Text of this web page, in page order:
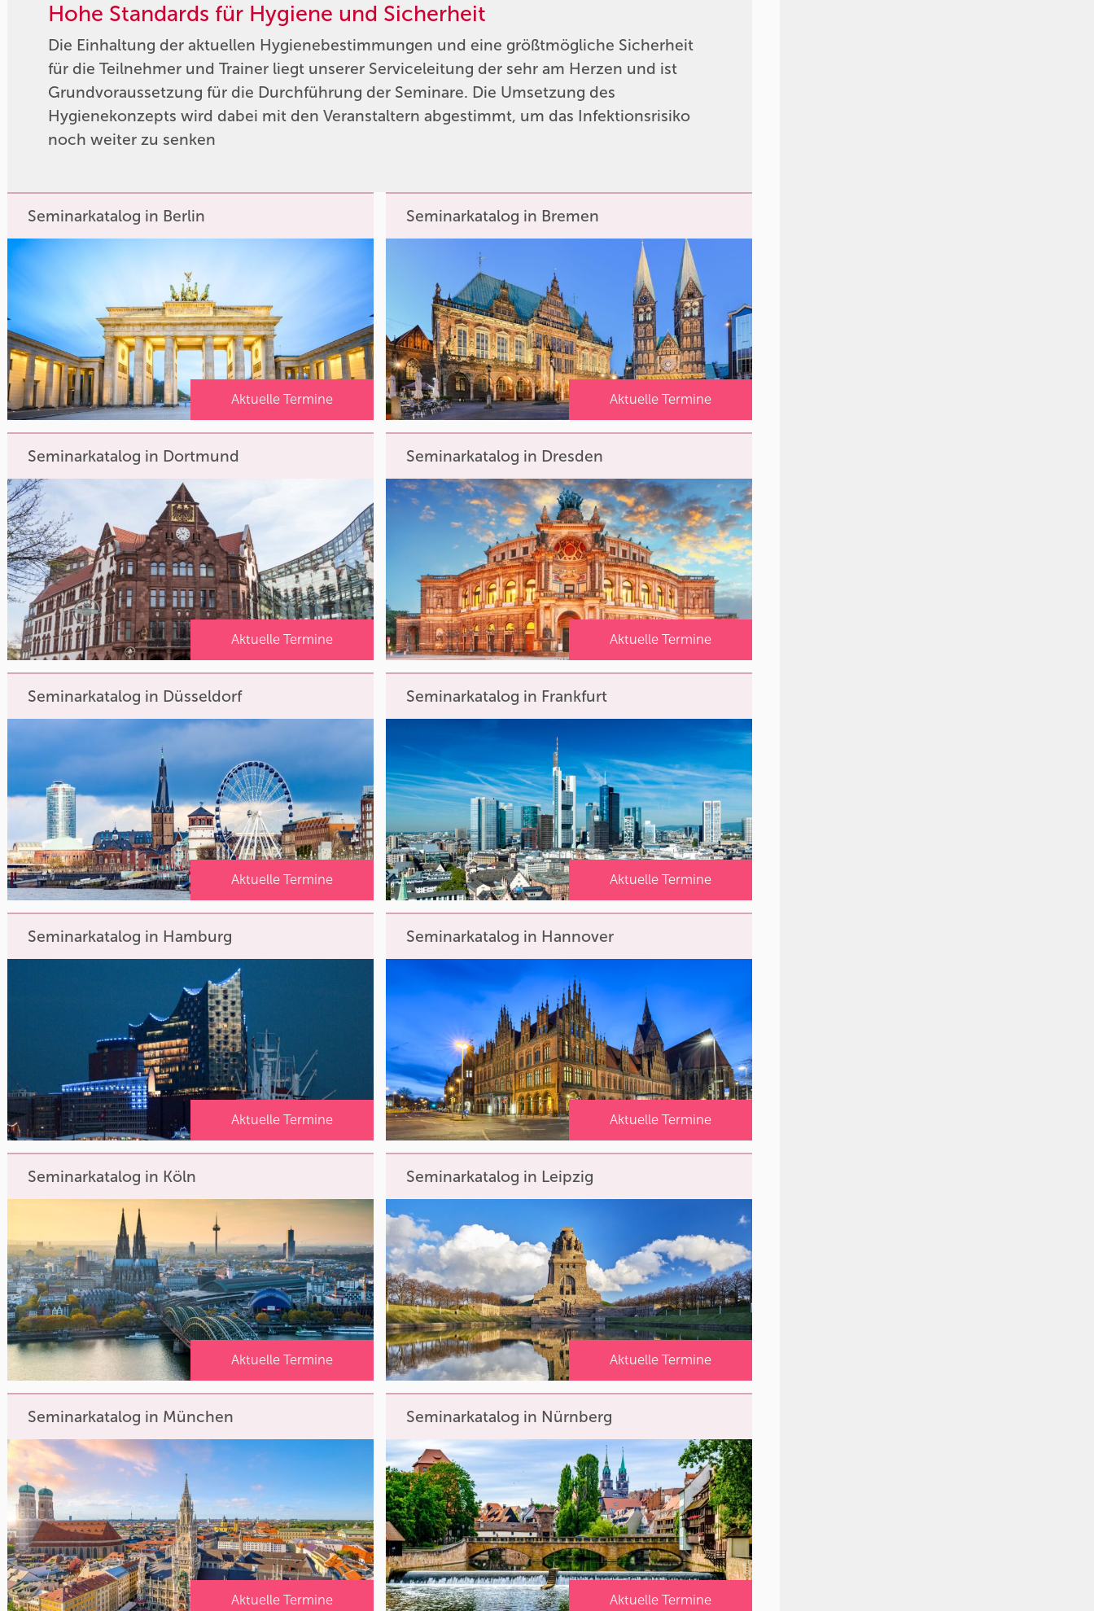
Hohe Standards für Hygiene und Sicherheit
Die Einhaltung der aktuellen Hygienebestimmungen und eine größtmögliche Sicherheit
für die Teilnehmer und Trainer liegt unserer Serviceleitung der sehr am Herzen und ist
Grundvoraussetzung für die Durchführung der Seminare. Die Umsetzung des
Hygienekonzepts wird dabei mit den Veranstaltern abgestimmt, um das Infektionsrisiko
noch weiter zu senken
Seminarkatalog in Berlin
Aktuelle Termine
Seminarkatalog in Bremen
Aktuelle Termine
Seminarkatalog in Dortmund
Aktuelle Termine
Seminarkatalog in Dresden
Aktuelle Termine
Seminarkatalog in Düsseldorf
Aktuelle Termine
Seminarkatalog in Frankfurt
Aktuelle Termine
Seminarkatalog in Hamburg
Aktuelle Termine
Seminarkatalog in Hannover
Aktuelle Termine
Seminarkatalog in Köln
Aktuelle Termine
Seminarkatalog in Leipzig
Aktuelle Termine
Seminarkatalog in München
Aktuelle Termine
Seminarkatalog in Nürnberg
Aktuelle Termine